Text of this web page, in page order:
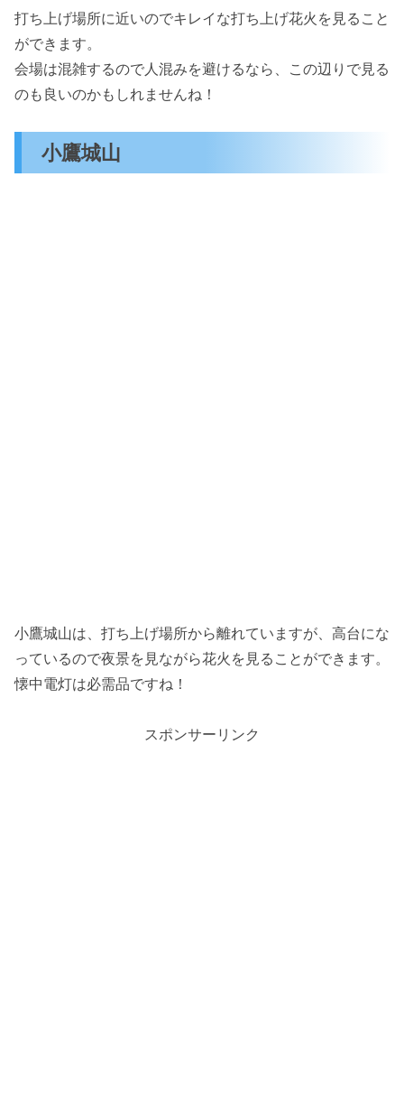
打ち上げ場所に近いのでキレイな打ち上げ花火を見ること
ができます。
会場は混雑するので人混みを避けるなら、この辺りで見る
のも良いのかもしれませんね！
小鷹城山
小鷹城山は、打ち上げ場所から離れていますが、高台にな
っているので夜景を見ながら花火を見ることができます。
懐中電灯は必需品ですね！
スポンサーリンク